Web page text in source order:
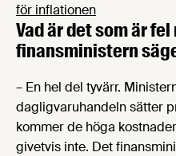
för inflationen
Vad är det som är
finansministern
– En hel del tyvärr.
dagligvaruhandeln sätter
kommer de höga
givetvis inte. Det